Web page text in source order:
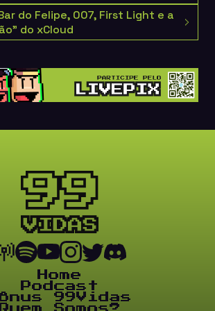
do Felipe, 007, First Light e a
do xCloud
Home
Podcast
99Vidas
Quem Somos?